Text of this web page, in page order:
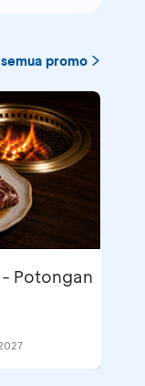
promo
- Potongan